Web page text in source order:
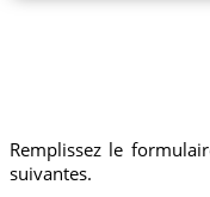
Remplissez le
suivantes.